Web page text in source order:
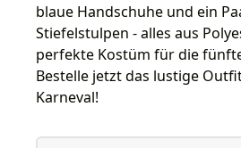
blaue Handschuhe und ein
Stiefelstulpen - alles aus
perfekte Kostüm für die
Bestelle jetzt das lustige
Karneval!